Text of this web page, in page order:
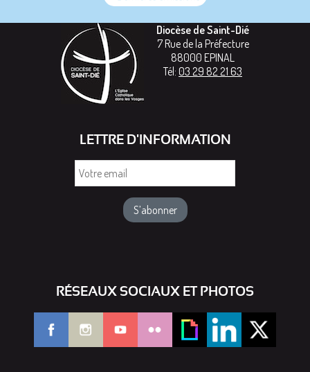
Diocèse de Saint-Dié
7 Rue de la Préfecture
88000 EPINAL
Tél: 03 29 82 21 63
LETTRE D'INFORMATION
RÉSEAUX SOCIAUX ET PHOTOS